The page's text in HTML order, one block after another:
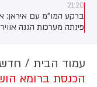
21:20
ברקע המו"מ עם איראן:
פינתה מערכות הגנה
עם זה לנוכח התקיפות
אבל לא זכינו לאוזן קשבת
עמוד הבית
הכנסת ברומא